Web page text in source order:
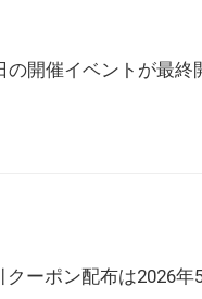
の開催イベントが最終
クーポン配布は2026年